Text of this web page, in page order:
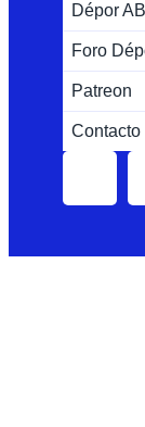
Dépor
Foro
Patreon
Contacto